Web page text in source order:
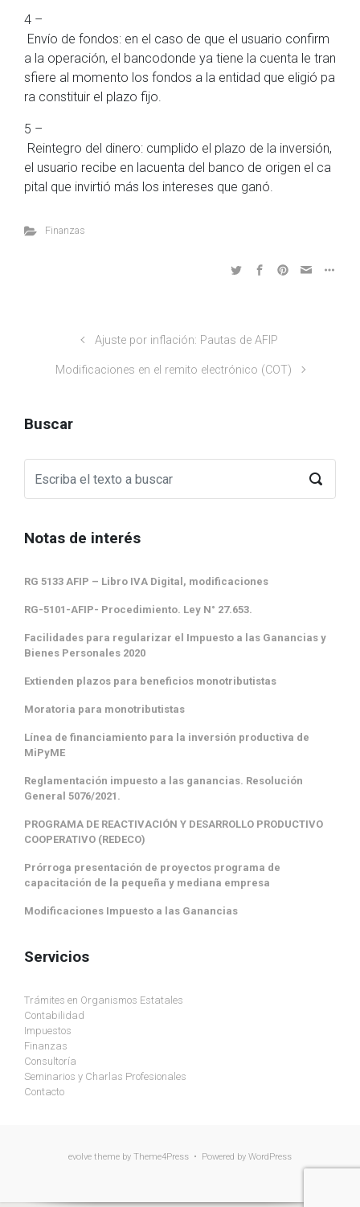
4 –
Envío de fondos: en el caso de que el usuario confirm
a la operación, el bancodonde ya tiene la cuenta le tran
sfiere al momento los fondos a la entidad que eligió pa
ra constituir el plazo fijo.
5 –
Reintegro del dinero: cumplido el plazo de la inversión,
el usuario recibe en lacuenta del banco de origen el ca
pital que invirtió más los intereses que ganó.
Finanzas
Ajuste por inflación: Pautas de AFIP
Modificaciones en el remito electrónico (COT)
Buscar
Notas de interés
RG 5133 AFIP – Libro IVA Digital, modificaciones
RG-5101-AFIP- Procedimiento. Ley N° 27.653.
Facilidades para regularizar el Impuesto a las Ganancias y
Bienes Personales 2020
Extienden plazos para beneficios monotributistas
Moratoria para monotributistas
Línea de financiamiento para la inversión productiva de
MiPyME
Reglamentación impuesto a las ganancias. Resolución
General 5076/2021.
PROGRAMA DE REACTIVACIÓN Y DESARROLLO PRODUCTIVO
COOPERATIVO (REDECO)
Prórroga presentación de proyectos programa de
capacitación de la pequeña y mediana empresa
Modificaciones Impuesto a las Ganancias
Servicios
Trámites en Organismos Estatales
Contabilidad
Impuestos
Finanzas
Consultoría
Seminarios y Charlas Profesionales
Contacto
evolve theme by Theme4Press • Powered by WordPress